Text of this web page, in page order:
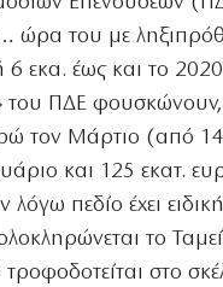
ώρα του με
6 εκα. έως και το
του ΠΔΕ
τον Μάρτιο (από
και 125 εκατ.
λόγω πεδίο έχει
το
στο